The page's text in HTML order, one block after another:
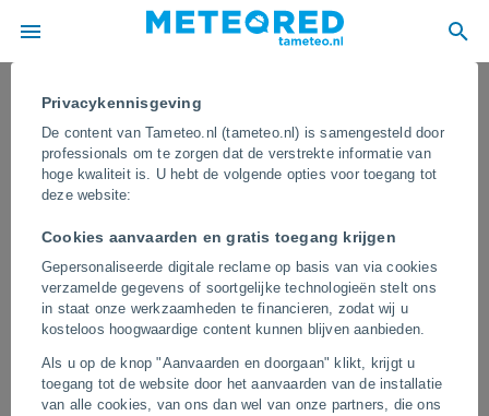
Privacykennisgeving
De content van Tameteo.nl (tameteo.nl) is samengesteld door
professionals om te zorgen dat de verstrekte informatie van
hoge kwaliteit is. U hebt de volgende opties voor toegang tot
deze website:
Cookies aanvaarden en gratis toegang krijgen
Gepersonaliseerde digitale reclame op basis van via cookies
verzamelde gegevens of soortgelijke technologieën stelt ons
in staat onze werkzaamheden te financieren, zodat wij u
kosteloos hoogwaardige content kunnen blijven aanbieden.
Als u op de knop "Aanvaarden en doorgaan" klikt, krijgt u
toegang tot de website door het aanvaarden van de installatie
van alle cookies, van ons dan wel van onze partners, die ons
Een enorme bosbrand zet
verschillende wijken in Jeruzalem,
Israël, op scherp! Tientallen